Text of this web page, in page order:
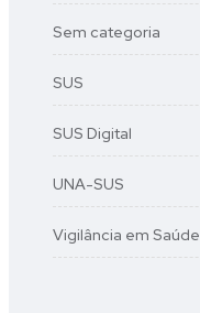
Sem categoria
SUS
SUS Digital
UNA-SUS
Vigilância em Saúde